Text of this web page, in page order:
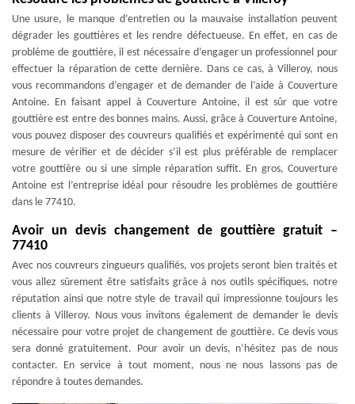
Une usure, le manque d’entretien ou la mauvaise installation peuvent
dégrader les gouttières et les rendre défectueuse. En effet, en cas de
problème de gouttière, il est nécessaire d’engager un professionnel pour
effectuer la réparation de cette dernière. Dans ce cas, à Villeroy, nous
vous recommandons d’engager et de demander de l’aide à Couverture
Antoine. En faisant appel à Couverture Antoine, il est sûr que votre
gouttière est entre des bonnes mains. Aussi, grâce à Couverture Antoine,
vous pouvez disposer des couvreurs qualifiés et expérimenté qui sont en
mesure de vérifier et de décider s’il est plus préférable de remplacer
votre gouttière ou si une simple réparation suffit. En gros, Couverture
Antoine est l’entreprise idéal pour résoudre les problèmes de gouttière
dans le 77410.
Avoir un devis changement de gouttière gratuit –
77410
Avec nos couvreurs zingueurs qualifiés, vos projets seront bien traités et
vous allez sûrement être satisfaits grâce à nos outils spécifiques, notre
réputation ainsi que notre style de travail qui impressionne toujours les
clients à Villeroy. Nous vous invitons également de demander le devis
nécessaire pour votre projet de changement de gouttière. Ce devis vous
sera donné gratuitement. Pour avoir un devis, n’hésitez pas de nous
contacter. En service à tout moment, nous ne nous lassons pas de
répondre à toutes demandes.